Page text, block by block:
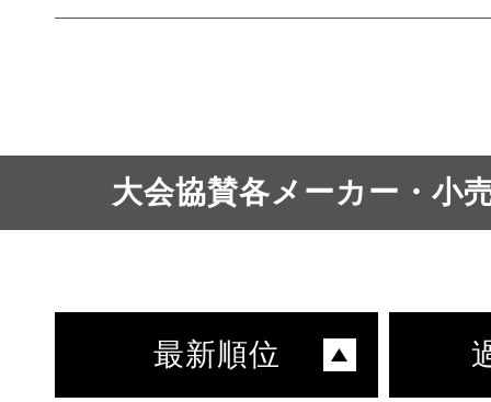
大会協賛各メーカー・小
最新順位